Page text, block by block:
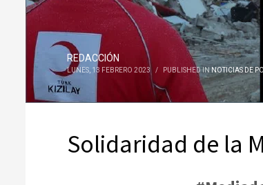
REDACCIÓN
LUNES, 13 FEBRERO 2023 / PUBLISHED IN NOTICIAS DE
Solidaridad de la